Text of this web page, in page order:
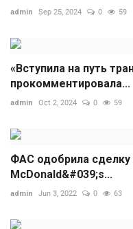
admin Sep 25, 2024 0 59
«Вступила на путь
прокомментировала...
admin Oct 2, 2024 0 59
ФАС одобрила сделку
McDonald&#039;s...
admin Jun 3, 2022 0 63